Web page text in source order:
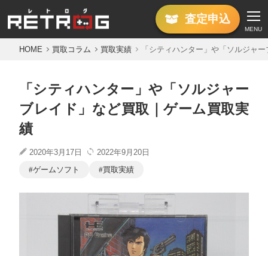
査定申込
MENU
HOME 買取コラム 買取実績 「シティハンター」や「ソルジャ
「シティハンター」や「ソルジャー
ブレイド」など買取｜ゲーム買取実
績
2020年3月17日
2022年9月20日
ゲームソフト
買取実績